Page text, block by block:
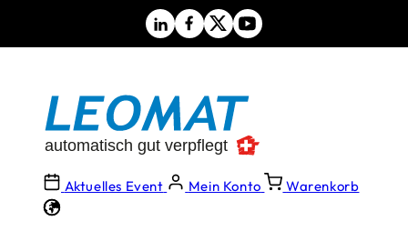
Aktuelles Event Mein Konto Warenkorb